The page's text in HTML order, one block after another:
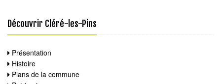
Découvrir Cléré-les-Pins
Présentation
Histoire
Plans de la commune